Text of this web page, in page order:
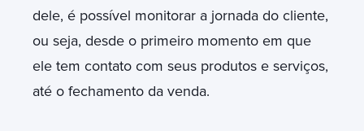
dele, é possível monitorar a jornada do cliente,
ou seja, desde o primeiro momento em que
ele tem contato com seus produtos e serviços,
até o fechamento da venda.